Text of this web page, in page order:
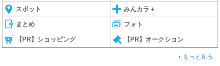
スポット みんカラ＋
まとめ フォト
【PR】ショッピング 【PR】オークション
もっと見る